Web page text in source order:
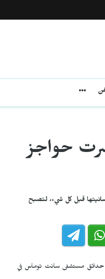
حواجز
قبل كل شيء، لتصبح
حدائق مستشفى سانت توماس في